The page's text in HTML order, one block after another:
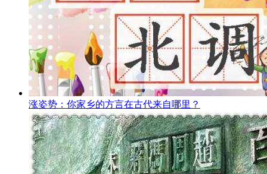
涨姿势：你家乡的方言在古代来自哪里？